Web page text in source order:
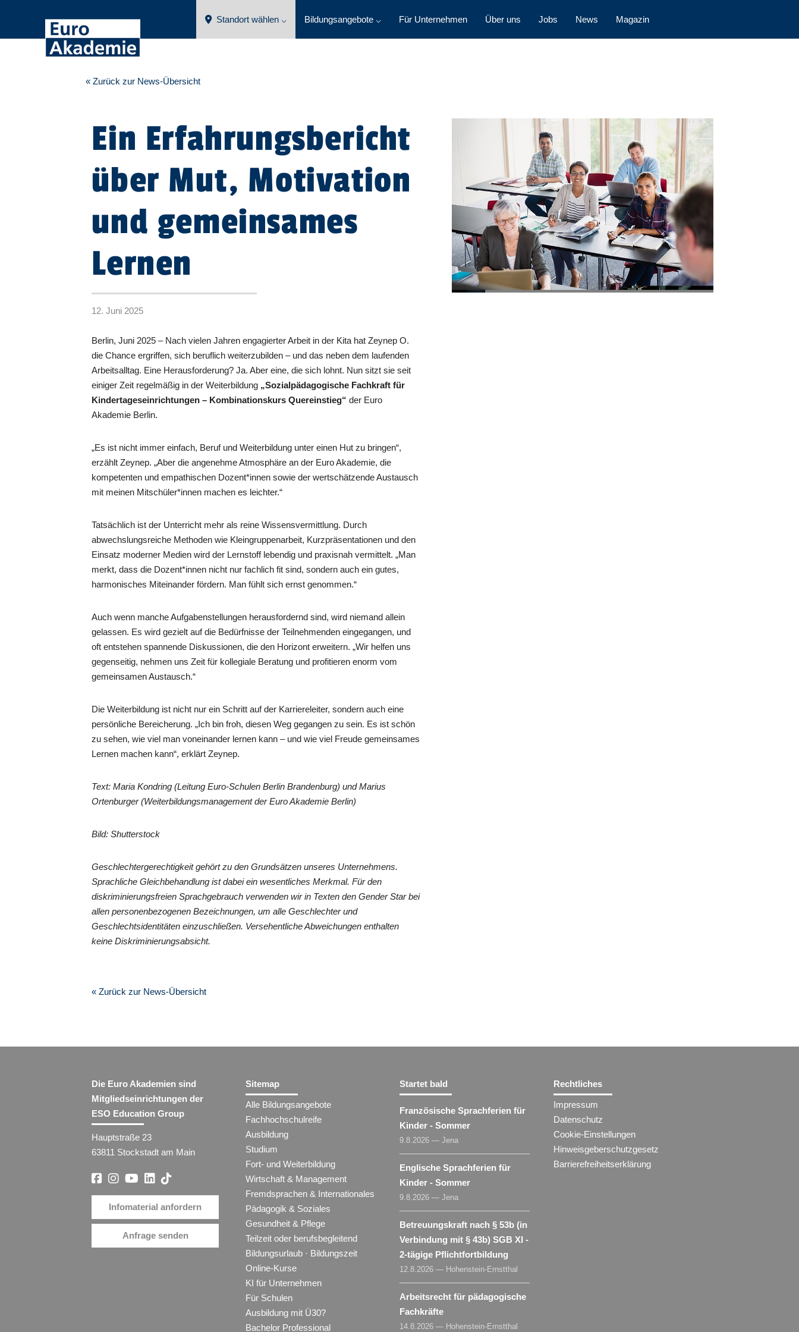
Standort wählen ⌵ Bildungsangebote ⌵ Für Unternehmen Über uns Jobs News Magazin
« Zurück zur News-Übersicht
Ein Erfahrungsbericht
über Mut, Motivation
und gemeinsames
Lernen
12. Juni 2025
Berlin, Juni 2025 – Nach vielen Jahren engagierter Arbeit in der Kita hat Zeynep O.
die Chance ergriffen, sich beruflich weiterzubilden – und das neben dem laufenden
Arbeitsalltag. Eine Herausforderung? Ja. Aber eine, die sich lohnt. Nun sitzt sie seit
einiger Zeit regelmäßig in der Weiterbildung „Sozialpädagogische Fachkraft für
Kindertageseinrichtungen – Kombinationskurs Quereinstieg“der Euro
Akademie Berlin.
„Es ist nicht immer einfach, Beruf und Weiterbildung unter einen Hut zu bringen“,
erzählt Zeynep. „Aber die angenehme Atmosphäre an der Euro Akademie, die
kompetenten und empathischen Dozent*innen sowie der wertschätzende Austausch
mit meinen Mitschüler*innen machen es leichter.“
Tatsächlich ist der Unterricht mehr als reine Wissensvermittlung. Durch
abwechslungsreiche Methoden wie Kleingruppenarbeit, Kurzpräsentationen und den
Einsatz moderner Medien wird der Lernstoff lebendig und praxisnah vermittelt. „Man
merkt, dass die Dozent*innen nicht nur fachlich fit sind, sondern auch ein gutes,
harmonisches Miteinander fördern. Man fühlt sich ernst genommen.“
Auch wenn manche Aufgabenstellungen herausfordernd sind, wird niemand allein
gelassen. Es wird gezielt auf die Bedürfnisse der Teilnehmenden eingegangen, und
oft entstehen spannende Diskussionen, die den Horizont erweitern. „Wir helfen uns
gegenseitig, nehmen uns Zeit für kollegiale Beratung und profitieren enorm vom
gemeinsamen Austausch.“
Die Weiterbildung ist nicht nur ein Schritt auf der Karriereleiter, sondern auch eine
persönliche Bereicherung. „Ich bin froh, diesen Weg gegangen zu sein. Es ist schön
zu sehen, wie viel man voneinander lernen kann – und wie viel Freude gemeinsames
Lernen machen kann“, erklärt Zeynep.
Text: Maria Kondring (Leitung Euro-Schulen Berlin Brandenburg) und Marius
Ortenburger (Weiterbildungsmanagement der Euro Akademie Berlin)
Bild: Shutterstock
Geschlechtergerechtigkeit gehört zu den Grundsätzen unseres Unternehmens.
Sprachliche Gleichbehandlung ist dabei ein wesentliches Merkmal. Für den
diskriminierungsfreien Sprachgebrauch verwenden wir in Texten den Gender Star bei
allen personenbezogenen Bezeichnungen, um alle Geschlechter und
Geschlechtsidentitäten einzuschließen. Versehentliche Abweichungen enthalten
keine Diskriminierungsabsicht.
« Zurück zur News-Übersicht
Die Euro Akademien sind
Mitgliedseinrichtungen der
ESO Education Group
Hauptstraße 23
63811 Stockstadt am Main
Infomaterial anfordern
Anfrage senden
Sitemap
Alle Bildungsangebote
Fachhochschulreife
Ausbildung
Studium
Fort- und Weiterbildung
Wirtschaft & Management
Fremdsprachen & Internationales
Pädagogik & Soziales
Gesundheit & Pflege
Teilzeit oder berufsbegleitend
Bildungsurlaub · Bildungszeit
Online-Kurse
KI für Unternehmen
Für Schulen
Ausbildung mit Ü30?
Bachelor Professional
Startet bald
Französische Sprachferien für
Kinder - Sommer
9.8.2026 — Jena
Englische Sprachferien für
Kinder - Sommer
9.8.2026 — Jena
Betreuungskraft nach § 53b (in
Verbindung mit § 43b) SGB XI -
2-tägige Pflichtfortbildung
12.8.2026 — Hohenstein-Ernstthal
Arbeitsrecht für pädagogische
Fachkräfte
14.8.2026 — Hohenstein-Ernstthal
Rechtliches
Impressum
Datenschutz
Cookie-Einstellungen
Hinweisgeberschutzgesetz
Barrierefreiheitserklärung